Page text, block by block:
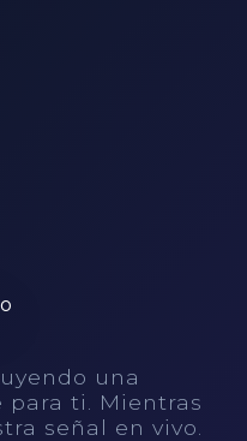
una
ti. Mientras
señal en vivo.